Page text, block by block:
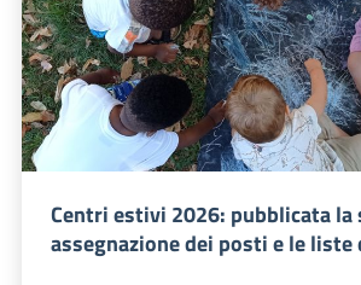
Centri estivi 2026: pubblicata la
assegnazione dei posti e le